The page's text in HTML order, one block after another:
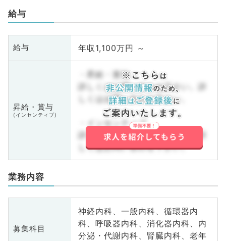
給与
給与 年収1,100万円 ～
昇給・賞与
(インセンティブ)
・昇給・賞与
詳しくはお問い合わせ下さい。詳
しくはお問い合わせ下さい。
・インセンティブ
詳しくはお問い合わせ下さい。詳
しくはお問い合わせ下さい。
業務内容
募集科目
神経内科、一般内科、循環器内
科、呼吸器内科、消化器内科、内
分泌・代謝内科、腎臓内科、老年